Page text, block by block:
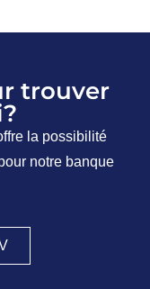
trouver
la possibilité
notre banque